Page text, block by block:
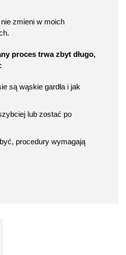
zmieni w moich
proces trwa zbyt długo,
są wąskie gardła i jak
lub zostać po
procedury wymagają